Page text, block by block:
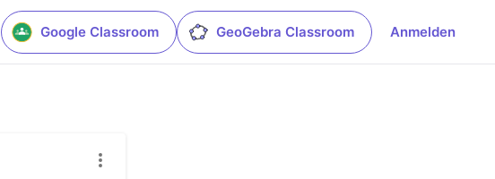
Google Classroom GeoGebra Classroom Anmelden